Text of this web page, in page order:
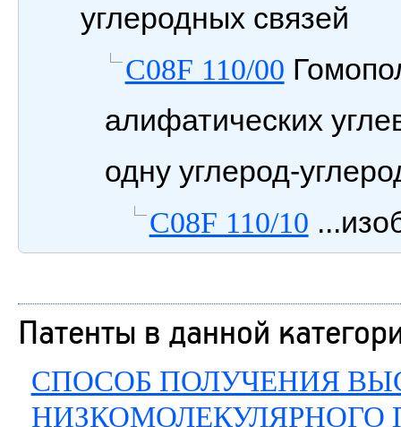
углеродных связей
C08F 110/00
алифатических
одну углерод-
C08F 110/10
Патенты в данной
СПОСОБ ПОЛУЧЕНИЯ
НИЗКОМОЛЕКУЛЯРНОГО